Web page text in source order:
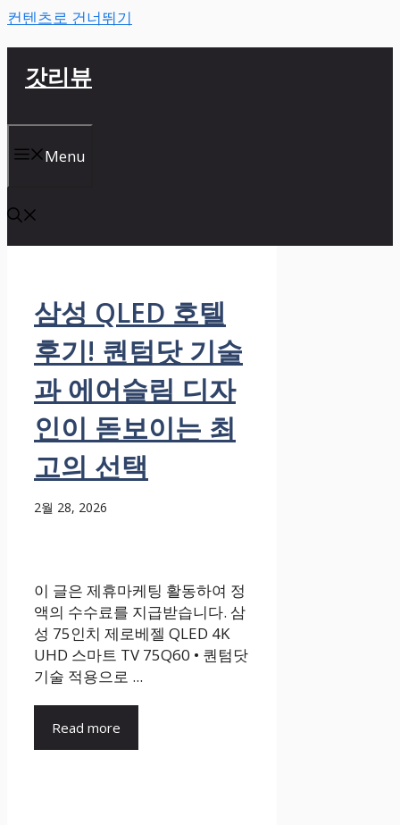
컨텐츠로 건너뛰기
갓리뷰
Menu
삼성 QLED 호텔
후기! 퀀텀닷 기술
과 에어슬림 디자
인이 돋보이는 최
고의 선택
2월 28, 2026
이 글은 제휴마케팅 활동하여 정
액의 수수료를 지급받습니다. 삼
성 75인치 제로베젤 QLED 4K
UHD 스마트 TV 75Q60 • 퀀텀닷
기술 적용으로 ...
Read more